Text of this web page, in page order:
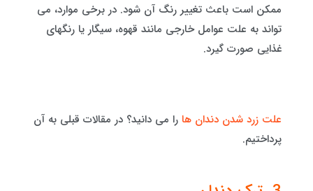
ممکن است باعث تغییر رنگ آن شود. در برخی موارد، می
تواند به علت عوامل خارجی مانند قهوه، سیگار یا رنگهای
غذایی صورت گیرد.
علت زرد شدن دندان ها را می دانید؟ در مقالات قبلی به آن
پرداختیم.